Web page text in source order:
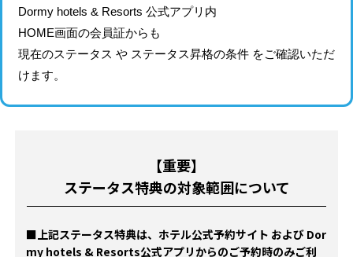
Dormy hotels & Resorts 公式アプリ内
HOME画面の会員証からも
現在のステータス や ステータス昇格の条件 をご確認いただ
けます。
【重要】
ステータス特典の対象範囲について
■上記ステータス特典は、ホテル公式予約サイト および Dor
my hotels & Resorts公式アプリからのご予約時のみご利